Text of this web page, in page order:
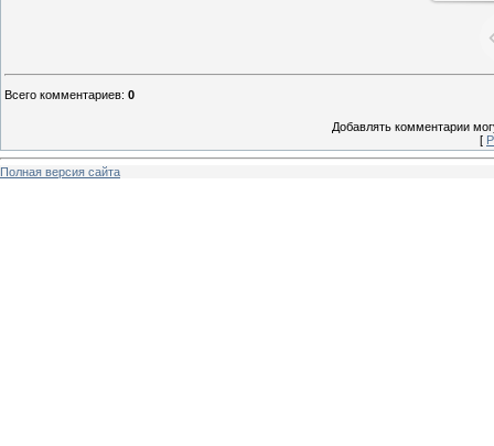
Всего комментариев: 0
Добавлять комментарии
[
Полная версия сайта